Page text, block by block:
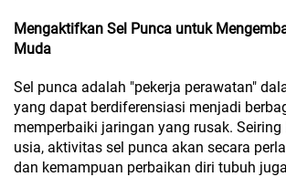
Mengaktifkan Sel Punca untuk
Muda
Sel punca adalah "pekerja perawatan"
yang dapat berdiferensiasi menjadi
memperbaiki jaringan yang rusak.
usia, aktivitas sel punca akan secara
dan kemampuan perbaikan diri tubuh